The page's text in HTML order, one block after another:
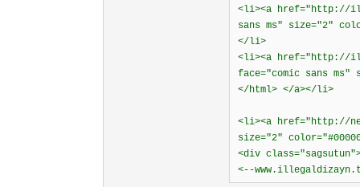
<li><a href="http://
sans ms" size="2"
</li>
<li><a href="http://
face="comic sans ms"
</html> </a></li>
<li><a href="http://
size="2"
<div
<--